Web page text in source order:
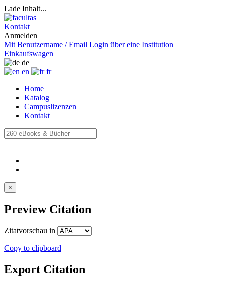
Lade Inhalt...
Kontakt
Anmelden
Mit Benutzername / Email Login über eine Institution
Einkaufswagen
de
en
fr
Home
Katalog
Campuslizenzen
Kontakt
×
Preview Citation
Zitatvorschau in
Copy to clipboard
Export Citation